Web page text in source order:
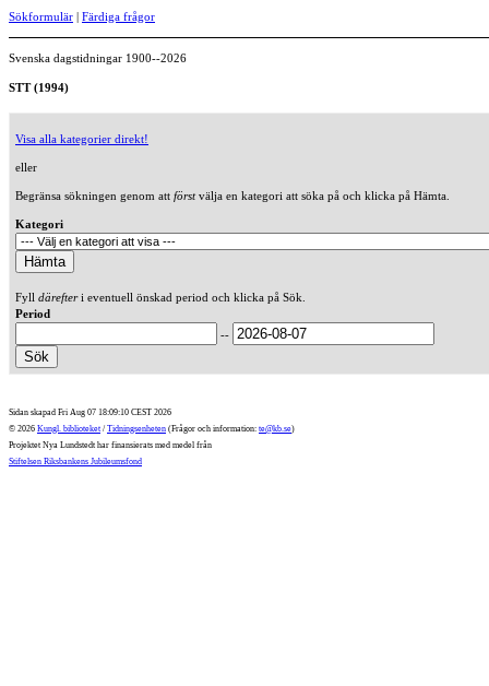
Sökformulär | Färdiga frågor
Svenska dagstidningar 1900--2026
STT (1994)
Visa alla kategorier direkt!
eller
Begränsa sökningen genom att förstvälja en kategori att söka på och klicka på Hämta.
Kategori
Fyll därefteri eventuell önskad period och klicka på Sök.
Period
--
Sidan skapad Fri Aug 07 18:09:10 CEST 2026
© 2026 Kungl. biblioteket / Tidningsenheten (Frågor och information: te@kb.se)
Projektet Nya Lundstedt har finansierats med medel från
Stiftelsen Riksbankens Jubileumsfond